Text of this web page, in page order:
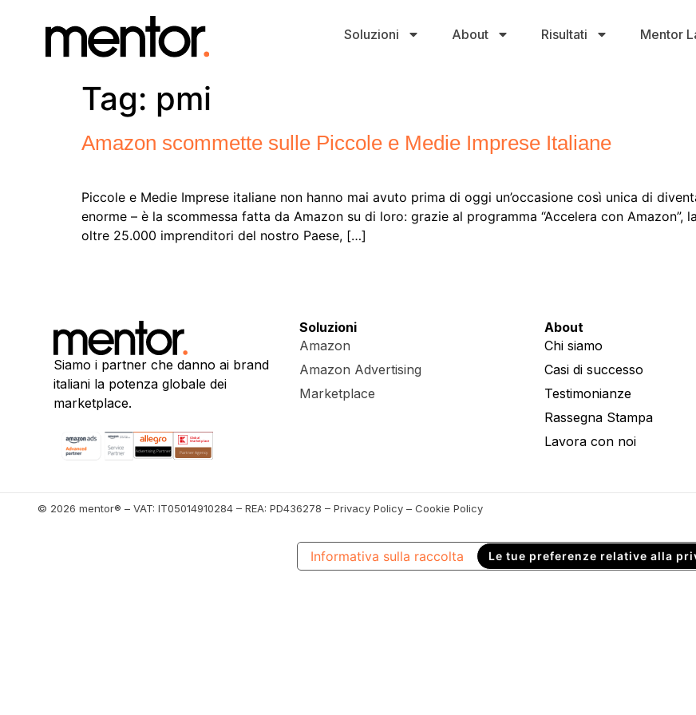
Soluzioni About Risultati Mentor
Tag: pmi
Amazon scommette sulle Piccole e Medie Imprese Italiane
Piccole e Medie Imprese italiane non hanno mai avuto prima di oggi un’occasione così unica di
enorme – è la scommessa fatta da Amazon su di loro: grazie al programma “Accelera con
oltre 25.000 imprenditori del nostro Paese, […]
Siamo i partner che danno ai brand
italiani la potenza globale dei
marketplace.
Soluzioni
Amazon
Amazon Advertising
Marketplace
About
Chi siamo
Casi di successo
Testimonianze
Rassegna Stampa
Lavora con noi
© 2026 mentor® – VAT: IT05014910284 – REA: PD436278 – Privacy Policy – Cookie Policy
Informativa sulla raccolta Le tue preferenze relative alla